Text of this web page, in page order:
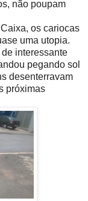
não poupam
os cariocas
uma utopia.
interessante
pegando sol
desenterravam
próximas